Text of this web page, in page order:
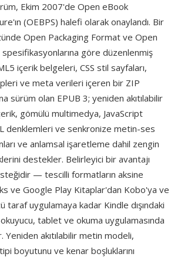
Ekim 2007'de Open eBook
(OEBPS) halefi olarak onaylandı. Bir
Open Packaging Format ve Open
göre düzenlenmiş
içerik belgeleri, CSS stil sayfaları,
ve meta verileri içeren bir ZIP
sürüm olan EPUB 3; yeniden akıtılabilir
gömülü multimedya, JavaScript
denklemleri ve senkronize metin-ses
ve anlamsal işaretleme dahil zengin
destekler. Belirleyici bir avantajı
— tescilli formatların aksine
ve Google Play Kitaplar'dan Kobo'ya ve
taraf uygulamaya kadar Kindle dışındaki
tablet ve okuma uygulamasında
Yeniden akıtılabilir metin modeli,
boyutunu ve kenar boşluklarını